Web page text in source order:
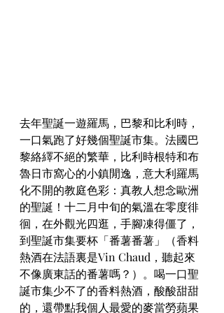
去年聖誕一遊羅馬，巴黎和比利時，
一口氣跑了好幾個聖誕市集。法國巴
黎絡繹不絕的繁華，比利時根特和布
魯日市窩心的小鎮閒逸，意大利羅馬
化不開的教庭色彩：真教人想念歐洲
的聖誕！十二月中旬的氣溫在零度徘
徊，在外觀光四逛，手腳凍得僵了，
到聖誕市集要杯「番薯番薯」（香料
熱酒在法語裏是Vin Chaud，聽起來
不像廣東話的番薯嗎？）。喝一口聖
誕市集少不了的香料熱酒，酸酸甜甜
的，還帶點我個人最愛的麥當勞蘋果